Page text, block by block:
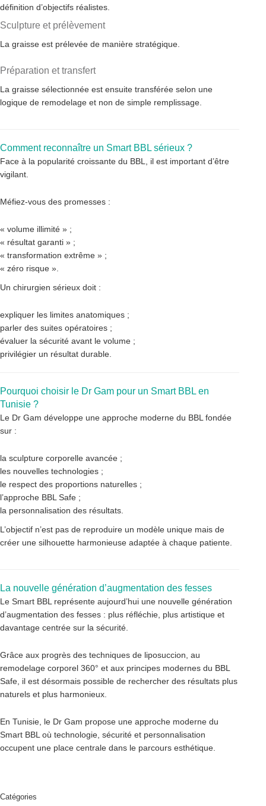
définition d’objectifs réalistes.
Sculpture et prélèvement
La graisse est prélevée de manière stratégique.
Préparation et transfert
La graisse sélectionnée est ensuite transférée selon une
logique de remodelage et non de simple remplissage.
Comment reconnaître un Smart BBL sérieux ?
Face à la popularité croissante du BBL, il est important d’être
vigilant.
Méfiez-vous des promesses :
« volume illimité » ;
« résultat garanti » ;
« transformation extrême » ;
« zéro risque ».
Un chirurgien sérieux doit :
expliquer les limites anatomiques ;
parler des suites opératoires ;
évaluer la sécurité avant le volume ;
privilégier un résultat durable.
Pourquoi choisir le Dr Gam pour un Smart BBL en
Tunisie ?
Le Dr Gam développe une approche moderne du BBL fondée
sur :
la sculpture corporelle avancée ;
les nouvelles technologies ;
le respect des proportions naturelles ;
l’approche BBL Safe ;
la personnalisation des résultats.
L’objectif n’est pas de reproduire un modèle unique mais de
créer une silhouette harmonieuse adaptée à chaque patiente.
La nouvelle génération d’augmentation des fesses
Le Smart BBL représente aujourd’hui une nouvelle génération
d’augmentation des fesses : plus réfléchie, plus artistique et
davantage centrée sur la sécurité.
Grâce aux progrès des techniques de liposuccion, au
remodelage corporel 360° et aux principes modernes du BBL
Safe, il est désormais possible de rechercher des résultats plus
naturels et plus harmonieux.
En Tunisie, le Dr Gam propose une approche moderne du
Smart BBL où technologie, sécurité et personnalisation
occupent une place centrale dans le parcours esthétique.
Catégories